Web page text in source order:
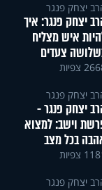
יצחק פנגר
יצחק פנגר: איך
איש מצליח
צעדים
צפיות
יצחק פנגר
יצחק פנגר -
וישב: למצוא
בכל מצב
צפיות
יצחק פנגר